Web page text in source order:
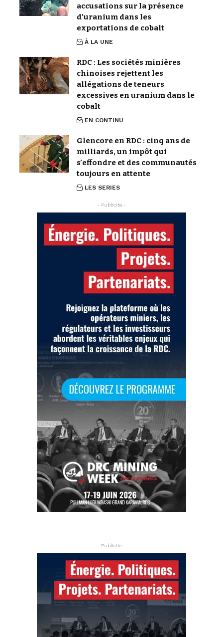
accusations sur la présence
d’uranium dans les
exportations de cobalt
À LA UNE
RDC : Les sociétés minières
chinoises rejettent les
allégations de teneurs
excessives en uranium dans le
cobalt
EN CONTINU
Glencore en RDC : cinq ans de
milliards, un impôt qui
s’effondre et des communautés
toujours en attente
LES SERIES
- Publicite -
- Publicite -